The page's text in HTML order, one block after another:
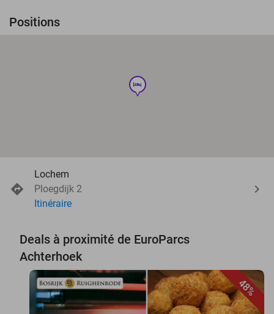
Positions
hotel
Lochem
Ploegdijk 2
Itinéraire
Deals à proximité de EuroParcs
Achterhoek
48%